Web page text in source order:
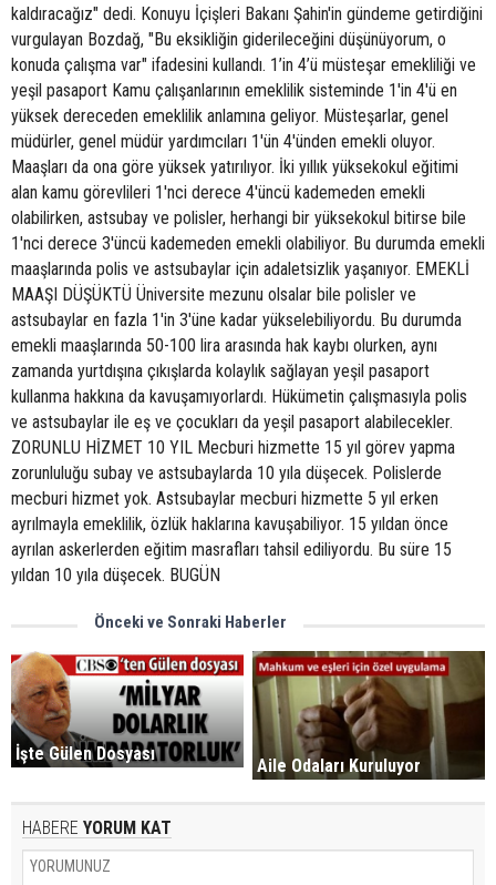
kaldıracağız" dedi. Konuyu İçişleri Bakanı Şahin'in gündeme getirdiğini
vurgulayan Bozdağ, "Bu eksikliğin giderileceğini düşünüyorum, o
konuda çalışma var" ifadesini kullandı. 1’in 4’ü müsteşar emekliliği ve
yeşil pasaport Kamu çalışanlarının emeklilik sisteminde 1'in 4'ü en
yüksek dereceden emeklilik anlamına geliyor. Müsteşarlar, genel
müdürler, genel müdür yardımcıları 1'ün 4'ünden emekli oluyor.
Maaşları da ona göre yüksek yatırılıyor. İki yıllık yüksekokul eğitimi
alan kamu görevlileri 1'nci derece 4'üncü kademeden emekli
olabilirken, astsubay ve polisler, herhangi bir yüksekokul bitirse bile
1'nci derece 3'üncü kademeden emekli olabiliyor. Bu durumda emekli
maaşlarında polis ve astsubaylar için adaletsizlik yaşanıyor. EMEKLİ
MAAŞI DÜŞÜKTÜ Üniversite mezunu olsalar bile polisler ve
astsubaylar en fazla 1'in 3'üne kadar yükselebiliyordu. Bu durumda
emekli maaşlarında 50-100 lira arasında hak kaybı olurken, aynı
zamanda yurtdışına çıkışlarda kolaylık sağlayan yeşil pasaport
kullanma hakkına da kavuşamıyorlardı. Hükümetin çalışmasıyla polis
ve astsubaylar ile eş ve çocukları da yeşil pasaport alabilecekler.
ZORUNLU HİZMET 10 YIL Mecburi hizmette 15 yıl görev yapma
zorunluluğu subay ve astsubaylarda 10 yıla düşecek. Polislerde
mecburi hizmet yok. Astsubaylar mecburi hizmette 5 yıl erken
ayrılmayla emeklilik, özlük haklarına kavuşabiliyor. 15 yıldan önce
ayrılan askerlerden eğitim masrafları tahsil ediliyordu. Bu süre 15
yıldan 10 yıla düşecek. BUGÜN
Önceki ve Sonraki Haberler
İşte Gülen Dosyası
Aile Odaları Kuruluyor
HABERE YORUM KAT